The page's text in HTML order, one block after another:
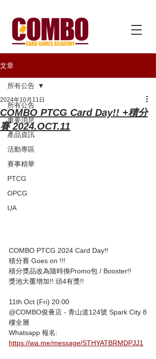
文章
所有公告
重要消息
產品資訊
活動專區
賽事精華
PTCG
OPCG
UA
所有公告
COMBO PTCG Card Day!! +積分
賽 2024.OCT.11
2024年10月11日
COMBO PTCG 2024 Card Day!!
積分賽 Goes on !!!
積分獎品改為隨時換Promo包 / Booster!!
獎池大覆增加!! 頭4有獎!!
11th Oct (Fri) 20:00
@COMBO俊薈店 - 青山道124號 Spark City 8
樓全層
Whatsapp 報名:
https://wa.me/message/STHYATBRMDPJJ1